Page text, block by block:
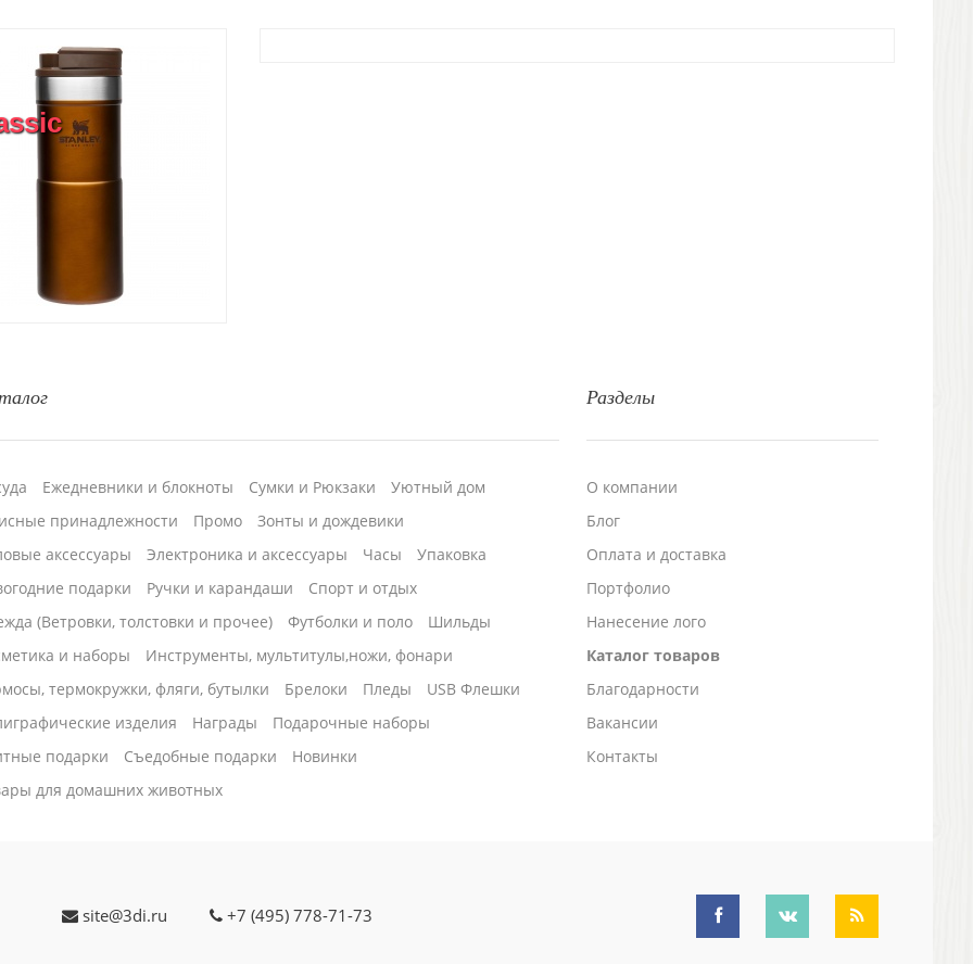
Разделы
О компании
Блог
Оплата и доставка
Портфолио
Нанесение лого
Каталог товаров
Благодарности
Вакансии
Контакты
Ежедневники и блокноты Сумки и Рюкзаки
Уютный дом
принадлежности
Промо
Зонты и дождевики
аксессуары
Электроника и аксессуары Часы
Упаковка
подарки
Ручки и карандаши
Спорт и отдых
(Ветровки, толстовки и прочее)
Футболки и поло
Шильды
и наборы
Инструменты, мультитулы,ножи, фонари
термокружки, фляги, бутылки
Брелоки Пледы
USB Флешки
изделия
Награды
Подарочные наборы
подарки
Cъедобные подарки
Новинки
для домашних животных
site@3di.ru +7 (495) 778-71-73